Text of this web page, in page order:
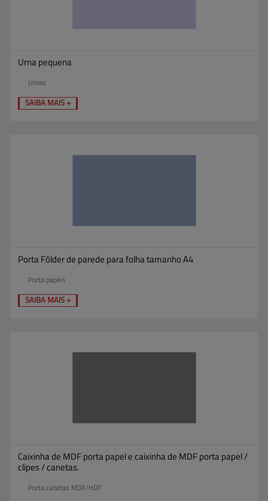
Urna pequena
Urnas
SAIBA MAIS +
Porta Fôlder de parede para folha tamanho A4
Porta papéis
SAIBA MAIS +
Caixinha de MDF porta papel e caixinha de MDF porta papel /
clipes / canetas.
Porta canetas MDF/HDF